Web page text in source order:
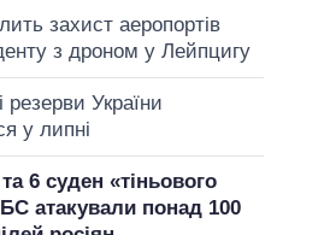
захист аеропортів
з дроном у Лейпцигу
резерви України
у липні
6 суден «тіньового
атакували понад 100